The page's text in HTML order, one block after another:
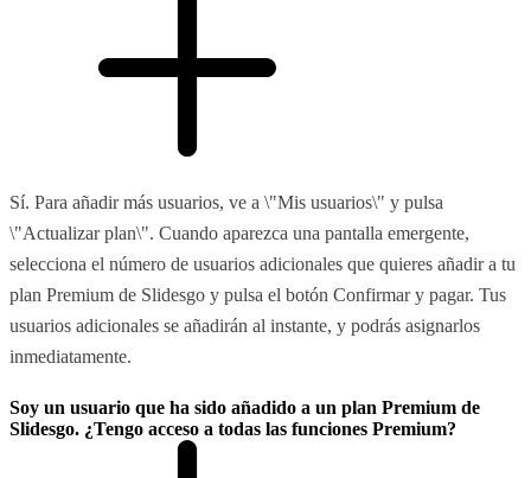
Sí. Para añadir más usuarios, ve a \"Mis usuarios\" y pulsa
\"Actualizar plan\". Cuando aparezca una pantalla emergente,
selecciona el número de usuarios adicionales que quieres añadir a tu
plan Premium de Slidesgo y pulsa el botón Confirmar y pagar. Tus
usuarios adicionales se añadirán al instante, y podrás asignarlos
inmediatamente.
Soy un usuario que ha sido añadido a un plan Premium de
Slidesgo. ¿Tengo acceso a todas las funciones Premium?